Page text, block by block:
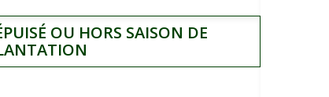
OU HORS SAISON DE